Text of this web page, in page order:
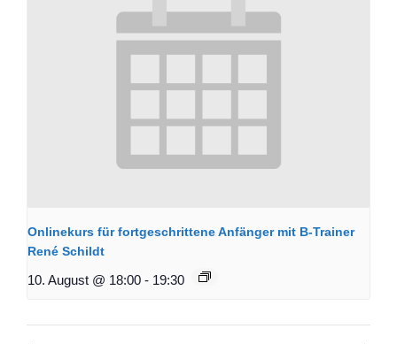
Onlinekurs für fortgeschrittene Anfänger mit B-Trainer
René Schildt
10. August @ 18:00 - 19:30